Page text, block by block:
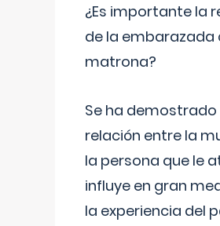
¿Es importante la
de la embarazada
matrona?
Se ha demostrado
relación entre la
la persona que le
influye en gran
la experiencia del